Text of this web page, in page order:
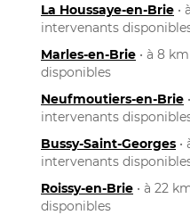
La Houssaye-en-Brie •
intervenants
Marles-en-Brie • à 8
disponibles
Neufmoutiers-en-Brie
intervenants
Bussy-Saint-Georges •
intervenants
Roissy-en-Brie • à 22
disponibles